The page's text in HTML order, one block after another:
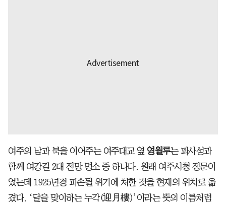
여주의 남과 북을 이어주는 여주대교 옆 영월루는 파사성과
함께 여강길 2대 전망 명소 중 하나다. 원래 여주시청 정문이
었는데 1925년경 파손될 위기에 처한 것을 현재의 위치로 옮
겼다. ‘달을 맞이하는 누각(迎月樓)’이라는 뜻의 이름처럼